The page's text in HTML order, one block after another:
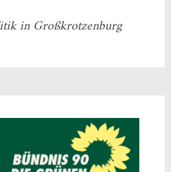
in Großkrotzenburg